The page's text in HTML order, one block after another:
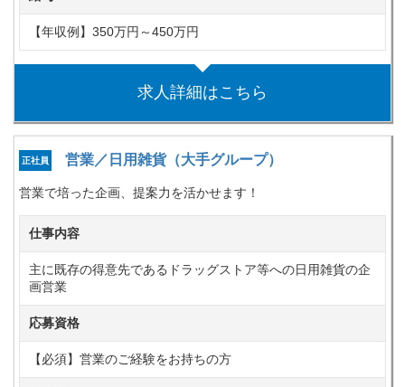
【年収例】350万円～450万円
求人詳細はこちら
正社員 営業／日用雑貨（大手グループ）
営業で培った企画、提案力を活かせます！
仕事内容
主に既存の得意先であるドラッグストア等への日用雑貨の企
画営業
応募資格
【必須】営業のご経験をお持ちの方